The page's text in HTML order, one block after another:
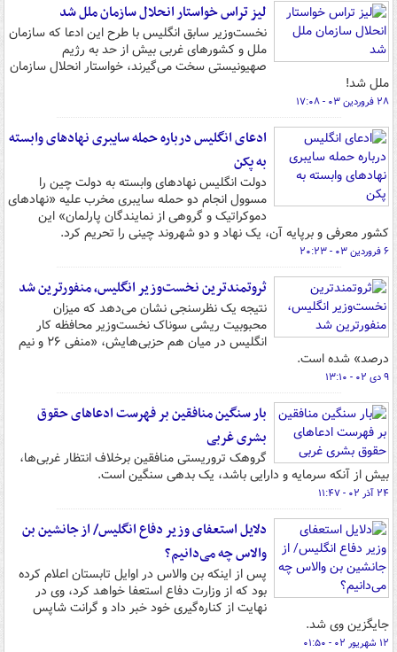
لیز تراس خواستار انحلال سازمان ملل شد
نخست‌وزیر سابق انگلیس با طرح این ادعا که سازمان
ملل و کشورهای غربی بیش از حد به رژیم
صهیونیستی سخت می‌گیرند، خواستار انحلال سازمان
ملل شد!
۲۸ فروردین ۰۳ - ۱۷:۰۸
ادعای انگلیس درباره حمله سایبری نهادهای وابسته
به پکن
دولت انگلیس نهادهای وابسته به دولت چین را
مسوول انجام دو حمله سایبری مخرب علیه «نهادهای
دموکراتیک و گروهی از نمایندگان پارلمان» این
کشور معرفی و برپایه آن، یک نهاد و دو شهروند چینی را تحریم کرد.
۶ فروردین ۰۳ - ۲۰:۲۳
ثروتمندترین نخست‌وزیر انگلیس، منفورترین شد
نتیجه یک نظرسنجی نشان می‌دهد که میزان
محبوبیت ریشی سوناک نخست‌وزیر محافظه کار
انگلیس در میان هم حزبی‌هایش، «منفی ۲۶ و نیم
درصد» شده است.
۹ دی ۰۲ - ۱۳:۱۰
بار سنگین منافقین بر فهرست ادعاهای حقوق
بشری غربی
گروهک تروریستی منافقین برخلاف انتظار غربی‌ها،
بیش از آنکه سرمایه و دارایی باشد، یک بدهی سنگین است.
۲۴ آذر ۰۲ - ۱۱:۴۷
دلایل استعفای وزیر دفاع انگلیس/ از جانشین بن
والاس چه می‌دانیم؟
پس از اینکه بن والاس در اوایل تابستان اعلام کرده
بود که از وزارت دفاع استعفا خواهد کرد، وی در
نهایت از کناره‌گیری خود خبر داد و گرانت شاپس
جایگزین وی شد.
۱۲ شهریور ۰۲ - ۰۱:۵۰